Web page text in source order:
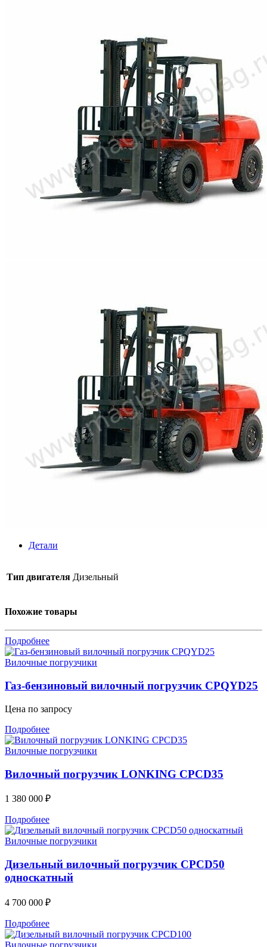
Детали
Тип двигателя Дизельный
Похожие товары
Подробнее
Вилочные погрузчики
Газ-бензиновый вилочный погрузчик CPQYD25
Цена по запросу
Подробнее
Вилочные погрузчики
Вилочный погрузчик LONKING CPCD35
1 380 000 ₽
Подробнее
Вилочные погрузчики
Дизельный вилочный погрузчик CPCD50
односкатный
4 700 000 ₽
Подробнее
Вилочные погрузчики